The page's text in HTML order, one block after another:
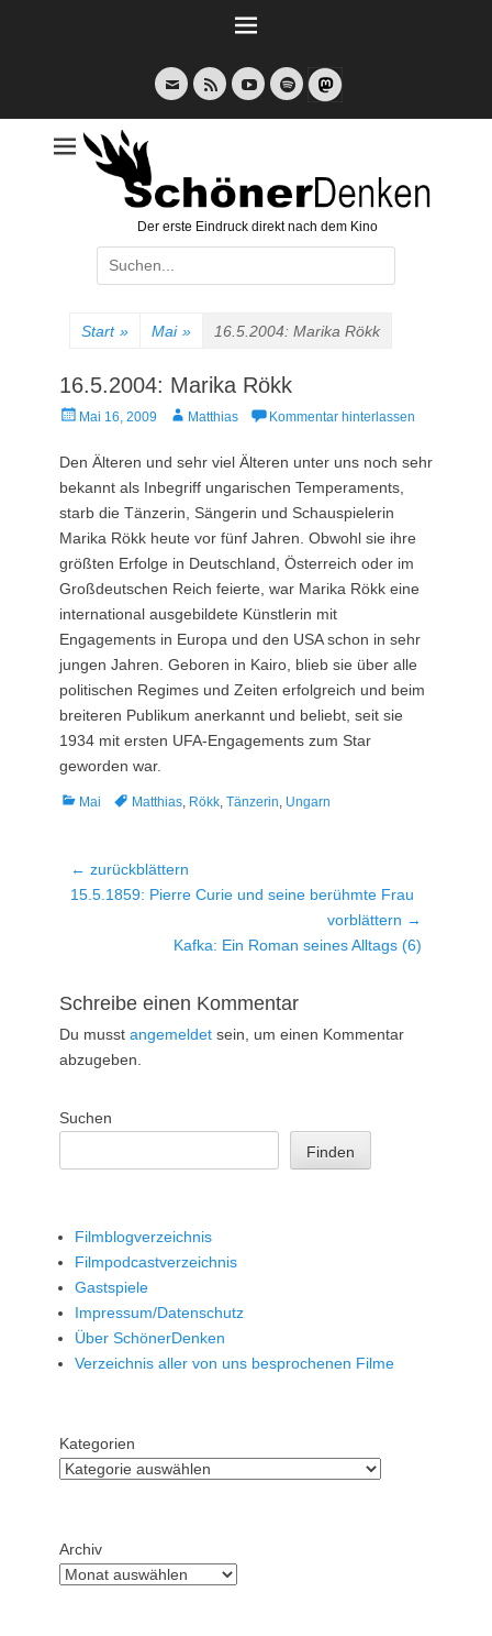
E-
Mail
Feed YouTubeSpotify
Der erste Eindruck direkt nach dem Kino
Suche
nach:
Start » Mai » 16.5.2004: Marika Rökk
16.5.2004: Marika Rökk
Veröffentlicht
Mai 16, 2009 AutorMatthias Kommentar hinterlassen
Den Älteren und sehr viel Älteren unter uns noch sehr
bekannt als Inbegriff ungarischen Temperaments,
starb die Tänzerin, Sängerin und Schauspielerin
Marika Rökk heute vor fünf Jahren. Obwohl sie ihre
größten Erfolge in Deutschland, Österreich oder im
Großdeutschen Reich feierte, war Marika Rökk eine
international ausgebildete Künstlerin mit
Engagements in Europa und den USA schon in sehr
jungen Jahren. Geboren in Kairo, blieb sie über alle
politischen Regimes und Zeiten erfolgreich und beim
breiteren Publikum anerkannt und beliebt, seit sie
1934 mit ersten UFA-Engagements zum Star
geworden war.
Kategorien
Mai TagsMatthias, Rökk, Tänzerin, Ungarn
Beitragsnavigation
← zurückblättern
Vorheriger
15.5.1859: Pierre Curie und seine berühmte Frau
vorblättern →
Kafka: Ein Roman seines Alltags (6)
Schreibe einen Kommentar
Du musst angemeldet sein, um einen Kommentar
abzugeben.
Suchen
Finden
Filmblogverzeichnis
Filmpodcastverzeichnis
Gastspiele
Impressum/Datenschutz
Über SchönerDenken
Verzeichnis aller von uns besprochenen Filme
Kategorien
Archiv